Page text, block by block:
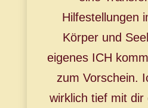
Hilfestellungen
Körper und
eigenes ICH
zum Vorschein.
wirklich tief mit dir